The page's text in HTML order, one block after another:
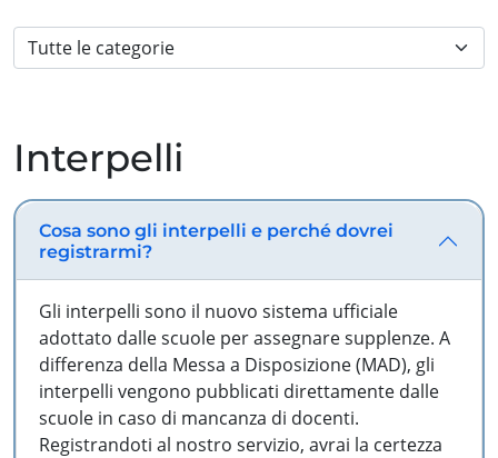
Interpelli
Cosa sono gli interpelli e perché dovrei
registrarmi?
Gli interpelli sono il nuovo sistema ufficiale
adottato dalle scuole per assegnare supplenze. A
differenza della Messa a Disposizione (MAD), gli
interpelli vengono pubblicati direttamente dalle
scuole in caso di mancanza di docenti.
Registrandoti al nostro servizio, avrai la certezza